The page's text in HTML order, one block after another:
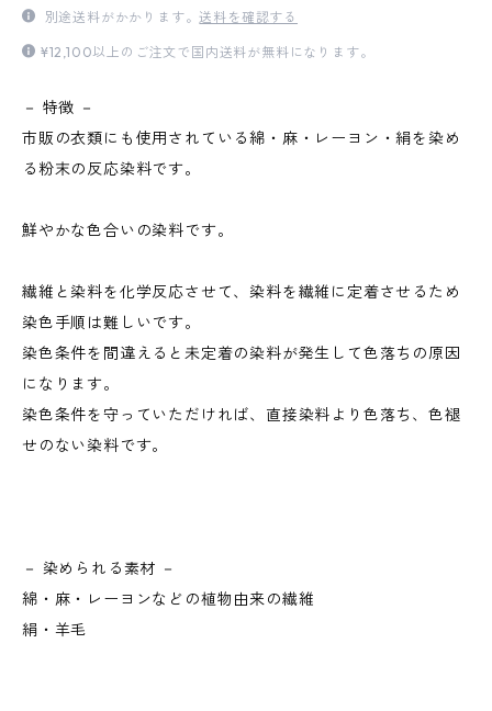
別途送料がかかります。送料を確認する
¥12,100以上のご注文で国内送料が無料になります。
－ 特徴 －
市販の衣類にも使用されている綿・麻・レーヨン・絹を染め
る粉末の反応染料です。
鮮やかな色合いの染料です。
繊維と染料を化学反応させて、染料を繊維に定着させるため
染色手順は難しいです。
染色条件を間違えると未定着の染料が発生して色落ちの原因
になります。
染色条件を守っていただければ、直接染料より色落ち、色褪
せのない染料です。
－ 染められる素材 －
綿・麻・レーヨンなどの植物由来の繊維
絹・羊毛